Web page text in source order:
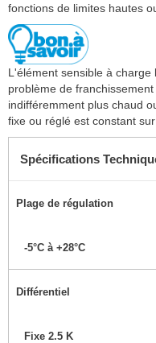
fonctions de limites hautes
L'élément sensible à charge
problème de
indifféremment plus chaud
fixe ou réglé est constant
Spécifications
Plage de régulation
-5°C à +28°C
Différentiel
Fixe 2.5 K